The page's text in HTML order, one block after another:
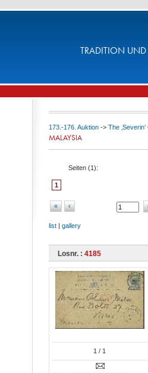
TRADITION UND
173.-176. Auktion -> The
MALAYSIA
Seiten (1):
1
« ‹
list | gallery
Losnr. : 4185
1 / 1